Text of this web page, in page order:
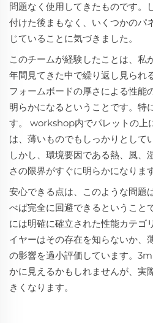
問題なく使用してきたものです。
付けた後まもなく、いくつかのパ
じていることに気づきました。
このチームが経験したことは、私
年間見てきた中で繰り返し見られ
フォームボードの厚さによる性能
明らかになるということです。特
す。 workshop内でパレットの上
は、薄いものでもしっかりとして
しかし、環境要因である熱、風、
さの限界がすぐに明らかになります
安心できる点は、このような問題
べば完全に回避できるということ
には明確に確立された性能カテゴ
イヤーはその存在を知らないか、
の影響を過小評価しています。
かに見えるかもしれませんが、実
きくなります。